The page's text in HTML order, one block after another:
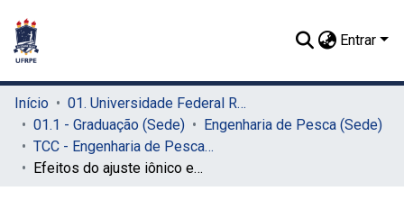
Entrar
Início
01. Universidade Federal Rural de Pernambuco - UFRPE (Sede)
01.1 - Graduação (Sede)
Engenharia de Pesca (Sede)
TCC - Engenharia de Pesca (Sede)
Efeitos do ajuste iônico em água de baixa salinidade sobre o desempenho zootécnico do camarão marinho Litopenaeus vannamei cultivado em sistema intensivo